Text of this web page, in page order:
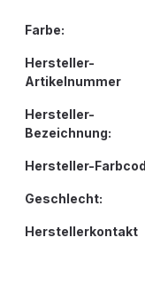
Farbe:
Hersteller-
Artikelnummer
Hersteller-
Bezeichnung:
Hersteller-
Geschlecht:
Herstellerkontakt